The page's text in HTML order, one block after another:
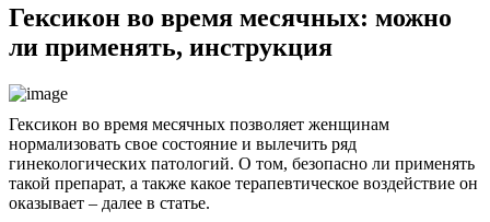
Гексикон во время месячных: можно
ли применять, инструкция
Гексикон во время месячных позволяет женщинам
нормализовать свое состояние и вылечить ряд
гинекологических патологий. О том, безопасно ли применять
такой препарат, а также какое терапевтическое воздействие он
оказывает – далее в статье.